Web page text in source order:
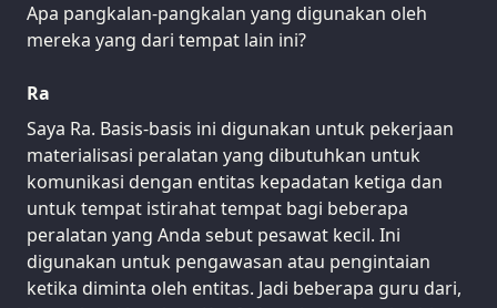
Apa pangkalan-pangkalan yang digunakan oleh
mereka yang dari tempat lain ini?
Ra
Saya Ra. Basis-basis ini digunakan untuk pekerjaan
materialisasi peralatan yang dibutuhkan untuk
komunikasi dengan entitas kepadatan ketiga dan
untuk tempat istirahat tempat bagi beberapa
peralatan yang Anda sebut pesawat kecil. Ini
digunakan untuk pengawasan atau pengintaian
ketika diminta oleh entitas. Jadi beberapa guru dari,